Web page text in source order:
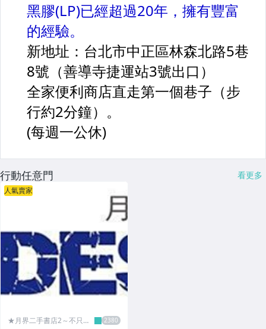
行動任意門 看更多
人氣賣家
★月界二手書店2～不只是